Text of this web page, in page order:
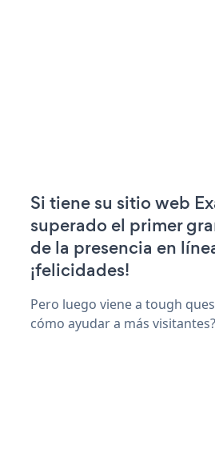
Si tiene su sitio web
superado el primer
de la presencia en
¡felicidades!
Pero luego viene a tough
cómo ayudar a más visitantes?